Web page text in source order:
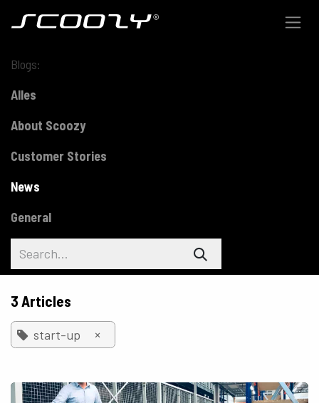
Blogs:
Alles
About Scoozy
Customer Stories
News
General
3 Articles
start-up ×